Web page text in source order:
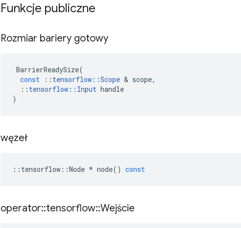
Funkcje publiczne
Rozmiar bariery gotowy
BarrierReadySize(
const
:: tensorflow ::Scope & scope,
:: tensorflow :: Input handle
)
węzeł
:: tensorflow ::Node * node() const
operator::tensorflow::Wejście